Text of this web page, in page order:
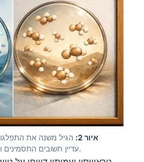
איור 2:
הגיל משנה את
עדיין חשובים התסמינים והעיתוי של הבדיקות החוזרות.